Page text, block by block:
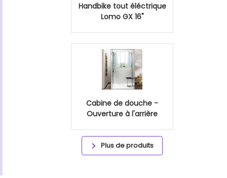
Handbike tout éléctrique
Lomo GX 16"
Cabine de douche -
Ouverture à l'arrière
Plus de produits